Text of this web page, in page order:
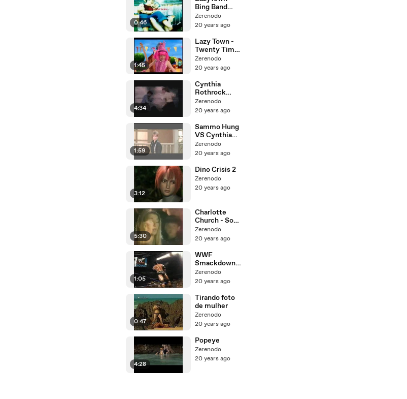
0:46
Bing Band
Julianna Rose
Zerenodo
20 years ago
1:45
Lazy Town -
Twenty Times
Time
Zerenodo
20 years ago
4:34
Cynthia
Rothrock
Demo
Zerenodo
20 years ago
1:59
Sammo Hung
VS Cynthia
Rothrock
Zerenodo
20 years ago
3:12
Dino Crisis 2
Zerenodo
20 years ago
5:30
Charlotte
Church - So
this is
Christmas
Zerenodo
20 years ago
1:05
WWF
Smackdown
Wrestling
Zerenodo
20 years ago
0:47
Tirando foto
de mulher
Zerenodo
20 years ago
4:28
Popeye
Zerenodo
20 years ago